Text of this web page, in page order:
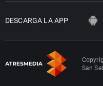
DESCARGA LA APP
San